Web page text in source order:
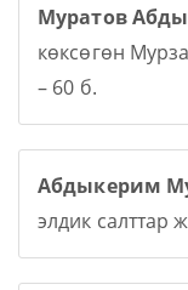
Муратов
көксөгөн
– 60 б.
Абдыкерим
элдик салттар